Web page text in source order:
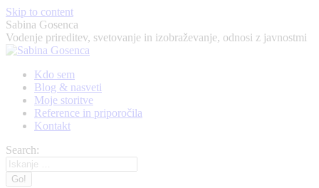
Skip to content
Sabina Gosenca
Vodenje prireditev, svetovanje in izobraževanje, odnosi z javnostmi
Kdo sem
Blog & nasveti
Moje storitve
Reference in priporočila
Kontakt
Search: